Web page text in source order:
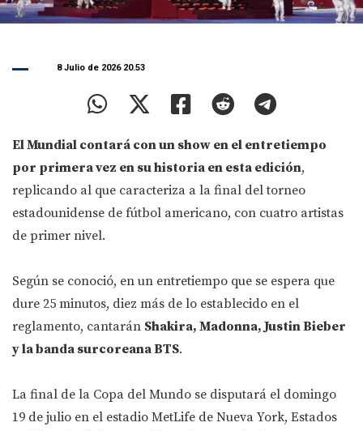
8 Julio de 2026 20.53
El Mundial contará con un show en el entretiempo
por primera vez en su historia en esta edición,
replicando al que caracteriza a la final del torneo
estadounidense de fútbol americano, con cuatro artistas
de primer nivel.
Según se conoció, en un entretiempo que se espera que
dure 25 minutos, diez más de lo establecido en el
reglamento, cantarán Shakira, Madonna, Justin Bieber
y la banda surcoreana BTS.
La final de la Copa del Mundo se disputará el domingo
19 de julio en el estadio MetLife de Nueva York, Estados